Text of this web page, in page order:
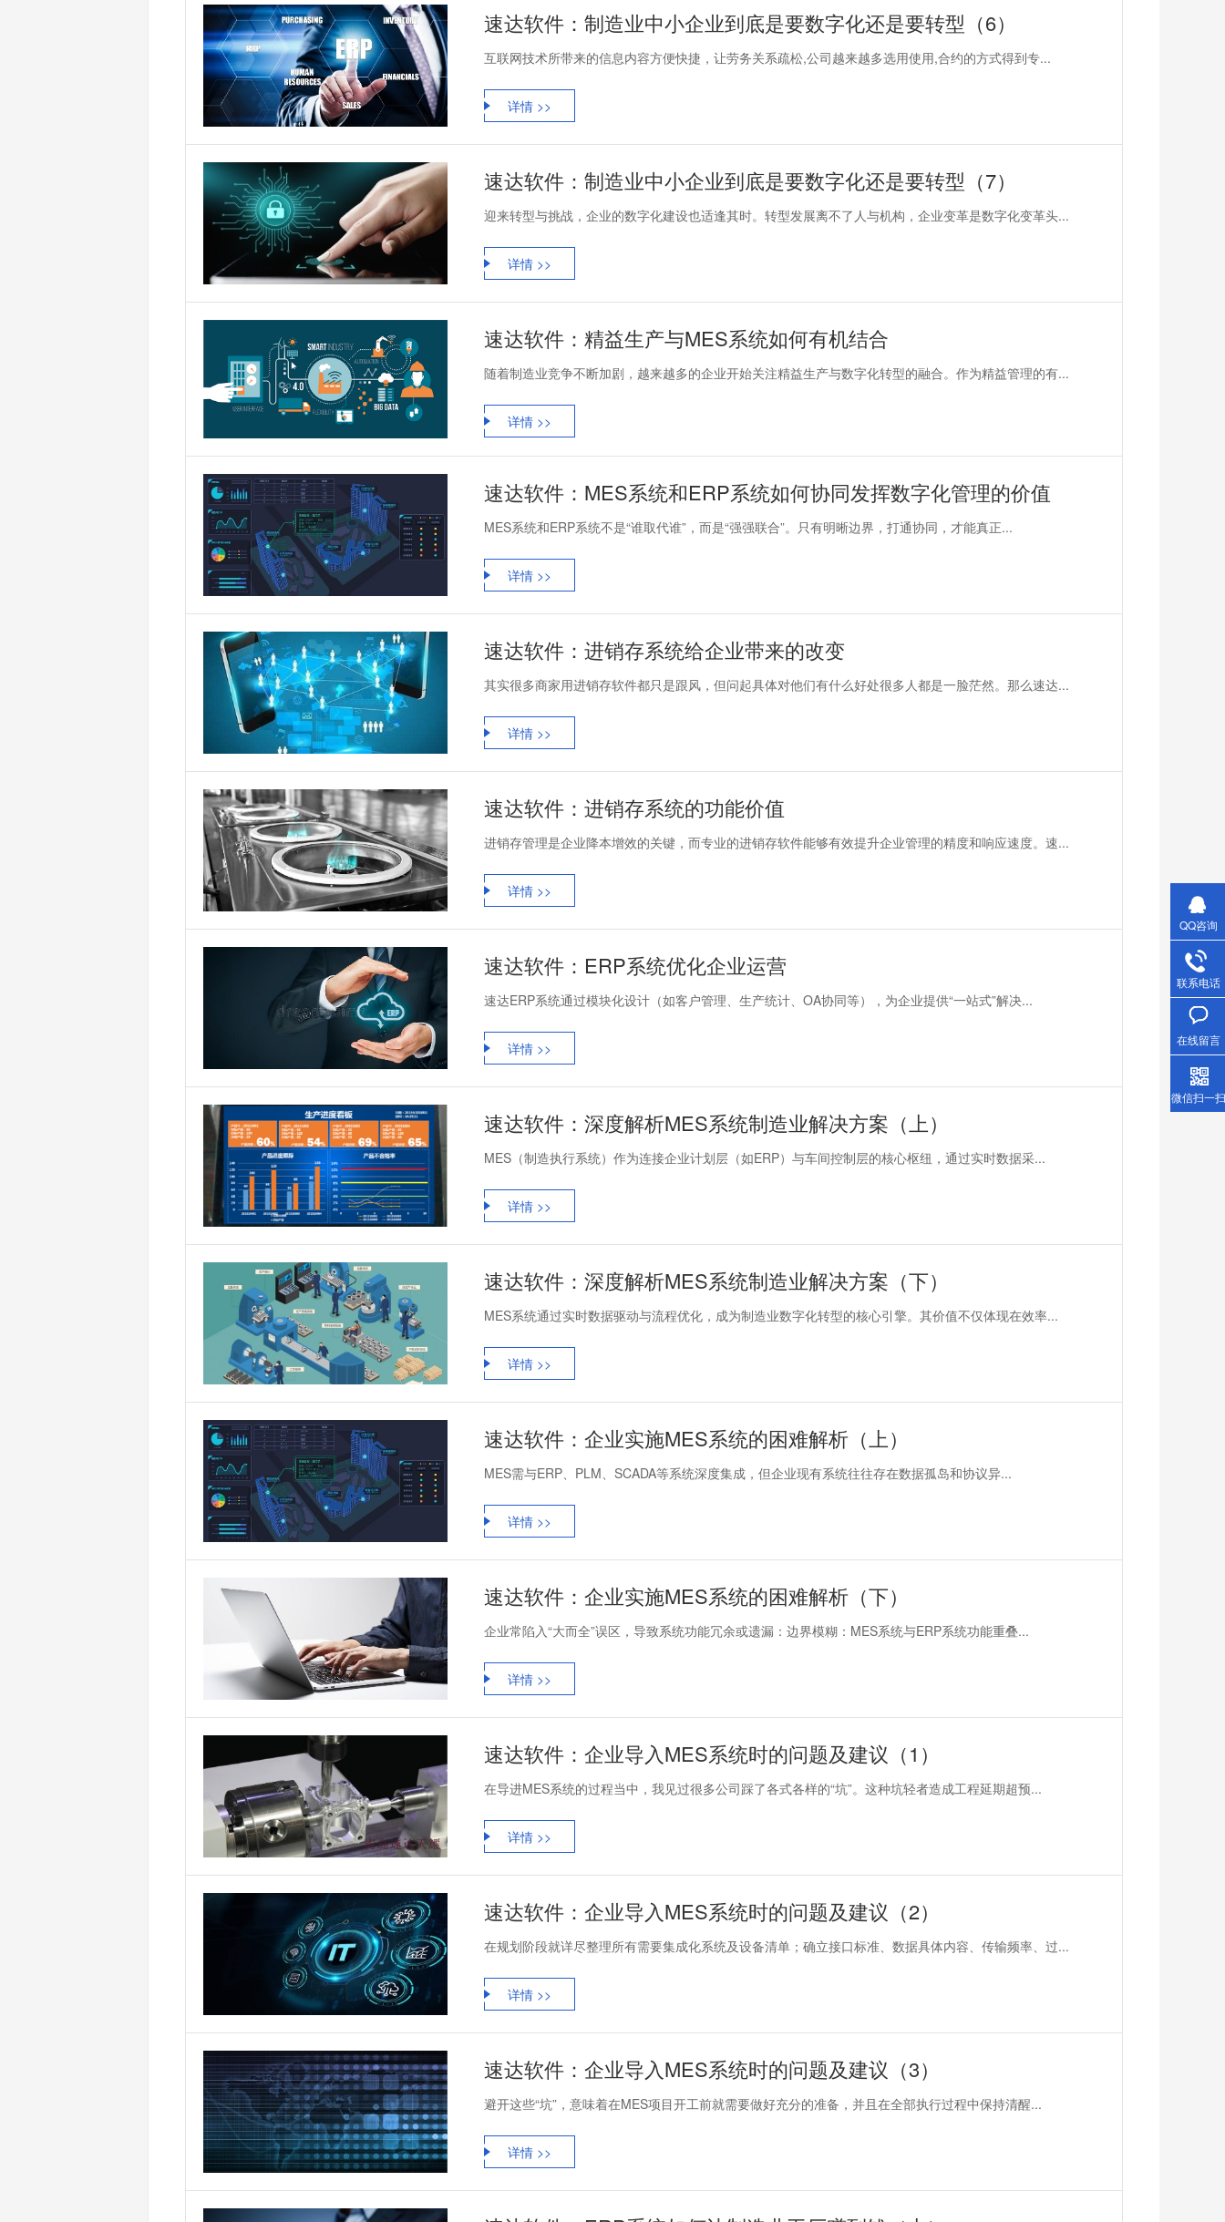
速达软件：制造业中小企业到底是要数字化还是要转型（6）
互联网技术所带来的信息内容方便快捷，让劳务关系疏松,公司越来越多选用使用,合约的方式得到专...
详情 >>
速达软件：制造业中小企业到底是要数字化还是要转型（7）
迎来转型与挑战，企业的数字化建设也适逢其时。转型发展离不了人与机构，企业变革是数字化变革头...
详情 >>
速达软件：精益生产与MES系统如何有机结合
随着制造业竞争不断加剧，越来越多的企业开始关注精益生产与数字化转型的融合。作为精益管理的有...
详情 >>
速达软件：MES系统和ERP系统如何协同发挥数字化管理的价值
MES系统和ERP系统不是“谁取代谁”，而是“强强联合”。只有明晰边界，打通协同，才能真正...
详情 >>
速达软件：进销存系统给企业带来的改变
其实很多商家用进销存软件都只是跟风，但问起具体对他们有什么好处很多人都是一脸茫然。那么速达...
详情 >>
速达软件：进销存系统的功能价值
进销存管理是企业降本增效的关键，而专业的进销存软件能够有效提升企业管理的精度和响应速度。速...
详情 >>
速达软件：ERP系统优化企业运营
速达ERP系统通过模块化设计（如客户管理、生产统计、OA协同等），为企业提供“一站式”解决...
详情 >>
速达软件：深度解析MES系统制造业解决方案（上）
MES（制造执行系统）作为连接企业计划层（如ERP）与车间控制层的核心枢纽，通过实时数据采...
详情 >>
速达软件：深度解析MES系统制造业解决方案（下）
MES系统通过实时数据驱动与流程优化，成为制造业数字化转型的核心引擎。其价值不仅体现在效率...
详情 >>
速达软件：企业实施MES系统的困难解析（上）
MES需与ERP、PLM、SCADA等系统深度集成，但企业现有系统往往存在数据孤岛和协议异...
详情 >>
速达软件：企业实施MES系统的困难解析（下）
企业常陷入“大而全”误区，导致系统功能冗余或遗漏：边界模糊：MES系统与ERP系统功能重叠...
详情 >>
速达软件：企业导入MES系统时的问题及建议（1）
在导进MES系统的过程当中，我见过很多公司踩了各式各样的“坑”。这种坑轻者造成工程延期超预...
详情 >>
速达软件：企业导入MES系统时的问题及建议（2）
在规划阶段就详尽整理所有需要集成化系统及设备清单；确立接口标准、数据具体内容、传输频率、过...
详情 >>
速达软件：企业导入MES系统时的问题及建议（3）
避开这些“坑”，意味着在MES项目开工前就需要做好充分的准备，并且在全部执行过程中保持清醒...
详情 >>
QQ咨询
联系电话
在线留言
微信扫一扫